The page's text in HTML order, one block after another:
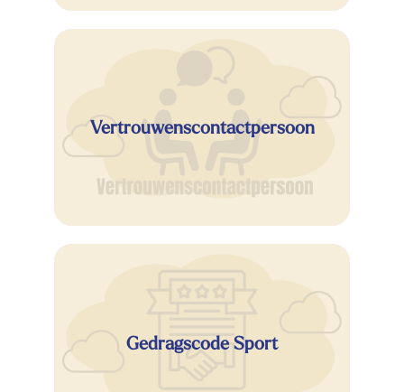
Vertrouwenscontactpersoon
Gedragscode Sport